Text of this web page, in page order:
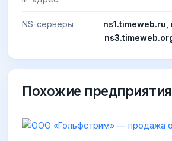
NS-серверы
ns1.timeweb.ru,
Похожие предприятия